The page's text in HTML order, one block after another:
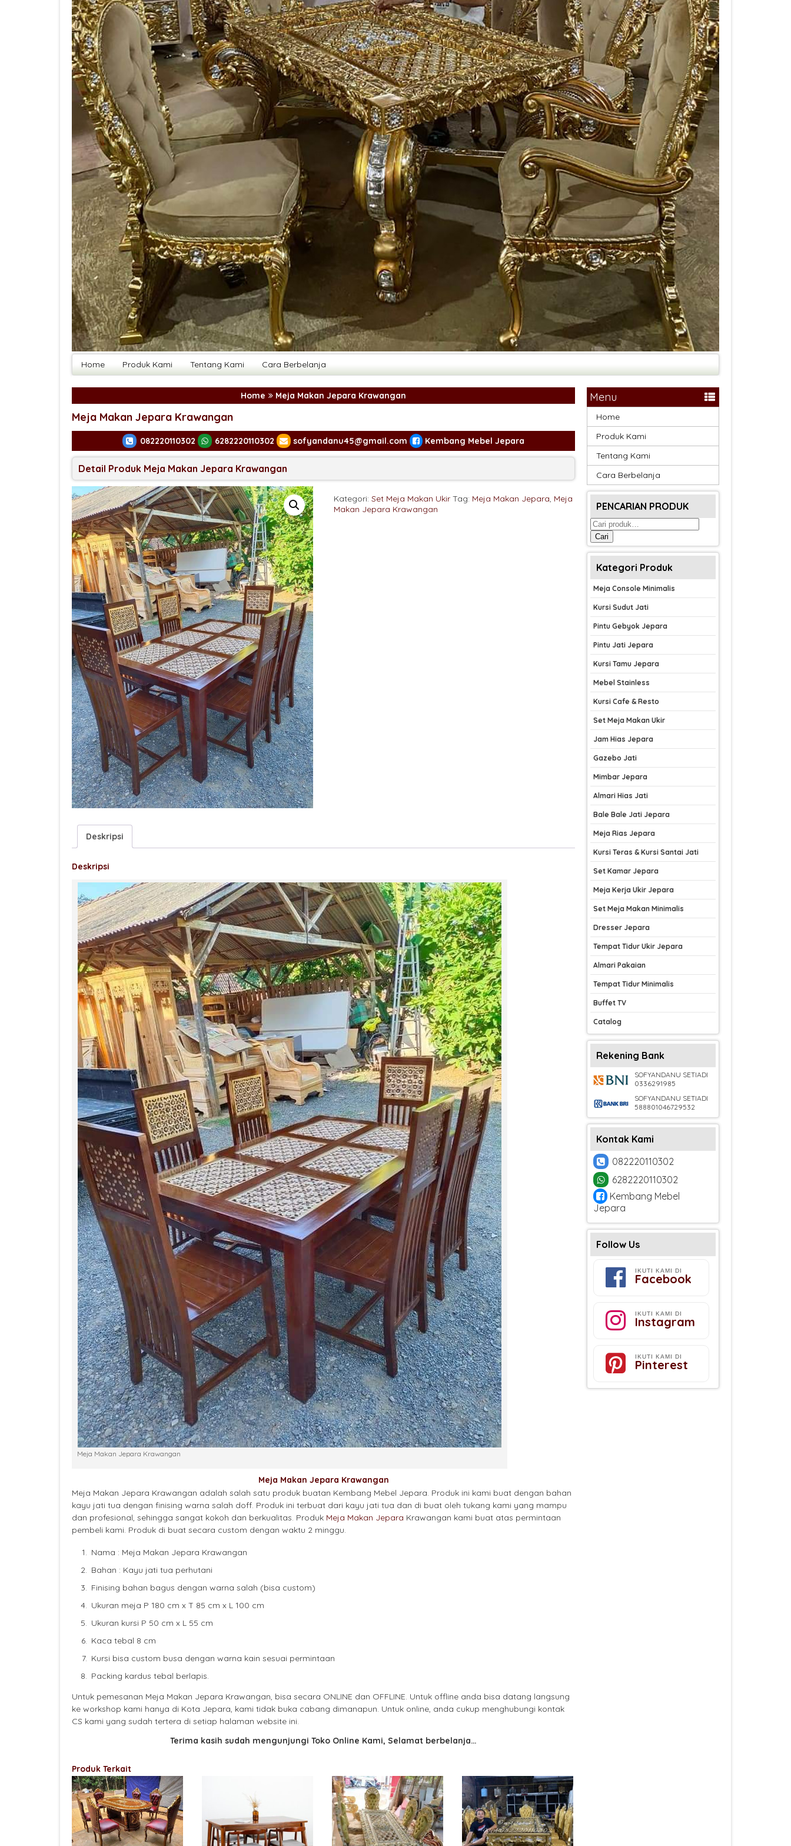
Home Produk Kami Tentang Kami Cara Berbelanja
Home Meja Makan Jepara Krawangan
Meja Makan Jepara Krawangan
082220110302 6282220110302 sofyandanu45@gmail.com Kembang Mebel Jepara
Detail Produk Meja Makan Jepara Krawangan
Kategori: Set Meja Makan Ukir Tag: Meja Makan Jepara, Meja
Makan Jepara Krawangan
Deskripsi
Deskripsi
Meja Makan Jepara Krawangan
Meja Makan Jepara Krawangan
Meja Makan Jepara Krawangan adalah salah satu produk buatan Kembang Mebel Jepara. Produk ini kami buat dengan bahan
kayu jati tua dengan finising warna salah doff. Produk ini terbuat dari kayu jati tua dan di buat oleh tukang kami yang mampu
dan profesional, sehingga sangat kokoh dan berkualitas. Produk Meja Makan Jepara Krawangan kami buat atas permintaan
pembeli kami. Produk di buat secara custom dengan waktu 2 minggu.
Nama : Meja Makan Jepara Krawangan
Bahan : Kayu jati tua perhutani
Finising bahan bagus dengan warna salah (bisa custom)
Ukuran meja P 180 cm x T 85 cm x L 100 cm
Ukuran kursi P 50 cm x L 55 cm
Kaca tebal 8 cm
Kursi bisa custom busa dengan warna kain sesuai permintaan
Packing kardus tebal berlapis.
Untuk pemesanan Meja Makan Jepara Krawangan, bisa secara ONLINE dan OFFLINE. Untuk offline anda bisa datang langsung
ke workshop kami hanya di Kota Jepara, kami tidak buka cabang dimanapun. Untuk online, anda cukup menghubungi kontak
CS kami yang sudah tertera di setiap halaman website ini.
Terima kasih sudah mengunjungi Toko Online Kami, Selamat berbelanja…
Produk Terkait
Menu
Home
Produk Kami
Tentang Kami
Cara Berbelanja
PENCARIAN PRODUK
Pencarian
untuk:
Cari
Kategori Produk
Meja Console Minimalis
Kursi Sudut Jati
Pintu Gebyok Jepara
Pintu Jati Jepara
Kursi Tamu Jepara
Mebel Stainless
Kursi Cafe & Resto
Set Meja Makan Ukir
Jam Hias Jepara
Gazebo Jati
Mimbar Jepara
Almari Hias Jati
Bale Bale Jati Jepara
Meja Rias Jepara
Kursi Teras & Kursi Santai Jati
Set Kamar Jepara
Meja Kerja Ukir Jepara
Set Meja Makan Minimalis
Dresser Jepara
Tempat Tidur Ukir Jepara
Almari Pakaian
Tempat Tidur Minimalis
Buffet TV
Catalog
Rekening Bank
SOFYANDANU SETIADI
0336291985
SOFYANDANU SETIADI
588801046729532
Kontak Kami
082220110302
6282220110302
Kembang Mebel
Jepara
Follow Us
IKUTI KAMI DI
Facebook
IKUTI KAMI DI
Instagram
IKUTI KAMI DI
Pinterest